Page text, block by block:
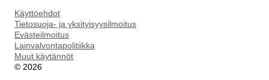
Käyttöehdot
Tietosuoja- ja yksityisyysilmoitus
Evästeilmoitus
Lainvalvontapolitiikka
Muut käytännöt
© 2026